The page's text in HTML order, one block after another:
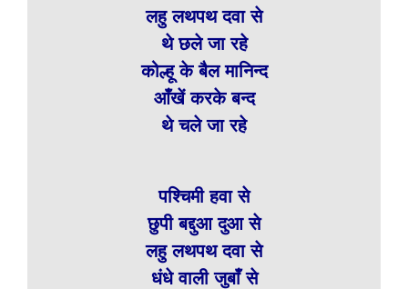
लहु लथपथ दवा से
थे छले जा रहे
कोल्हू के बैल मानिन्द
आँखें करके बन्द
थे चले जा रहे
पश्चिमी हवा से
छुपी बद्दुआ दुआ से
लहु लथपथ दवा से
धंधे वाली जुबाँ से